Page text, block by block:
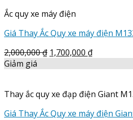
Ắc quy xe máy điện
Giá Thay Ắc Quy xe máy điện
2,000,000₫ 1,700,000 ₫
Giảm giá
Thay ắc quy xe đạp điện Giant
Giá Thay Ắc Quy xe máy điện